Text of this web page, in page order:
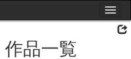
Toggle
作品一覧